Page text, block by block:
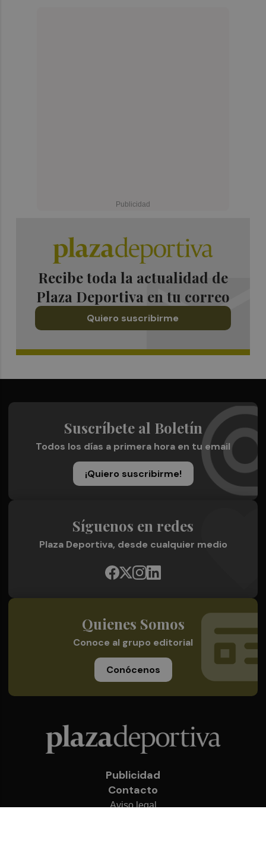
Recibe toda la actualidad de
Plaza Deportiva en tu correo
Quiero suscribirme
Suscríbete al Boletín
Todos los días a primera hora en tu email
¡Quiero suscribirme!
Síguenos en redes
Plaza Deportiva, desde cualquier medio
Quienes Somos
Conoce al grupo editorial
Conócenos
Publicidad
Contacto
Aviso legal